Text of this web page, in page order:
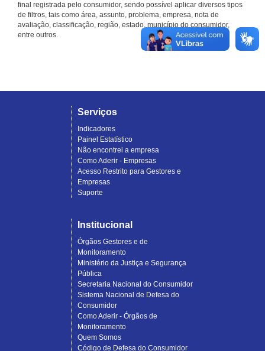
final registrada pelo consumidor, sendo possível aplicar diversos tipos
de filtros, tais como área, assunto, problema, empresa, nota de
avaliação, classificação, região, estado, município do consumidor,
entre outros.
Serviços
Indicadores
Painel Estatístico
Não encontrei a empresa
Como Aderir - Empresas
Acesso Restrito para Gestores e
Empresas
Suporte
Institucional
Órgãos Gestores e de
Monitoramento
Ministério da Justiça e Segurança
Pública
Secretaria Nacional do Consumidor
Sistema Nacional de Defesa do
Consumidor
Como Aderir - Órgãos de
Monitoramento
Quem Somos
Código de Defesa do Consumidor